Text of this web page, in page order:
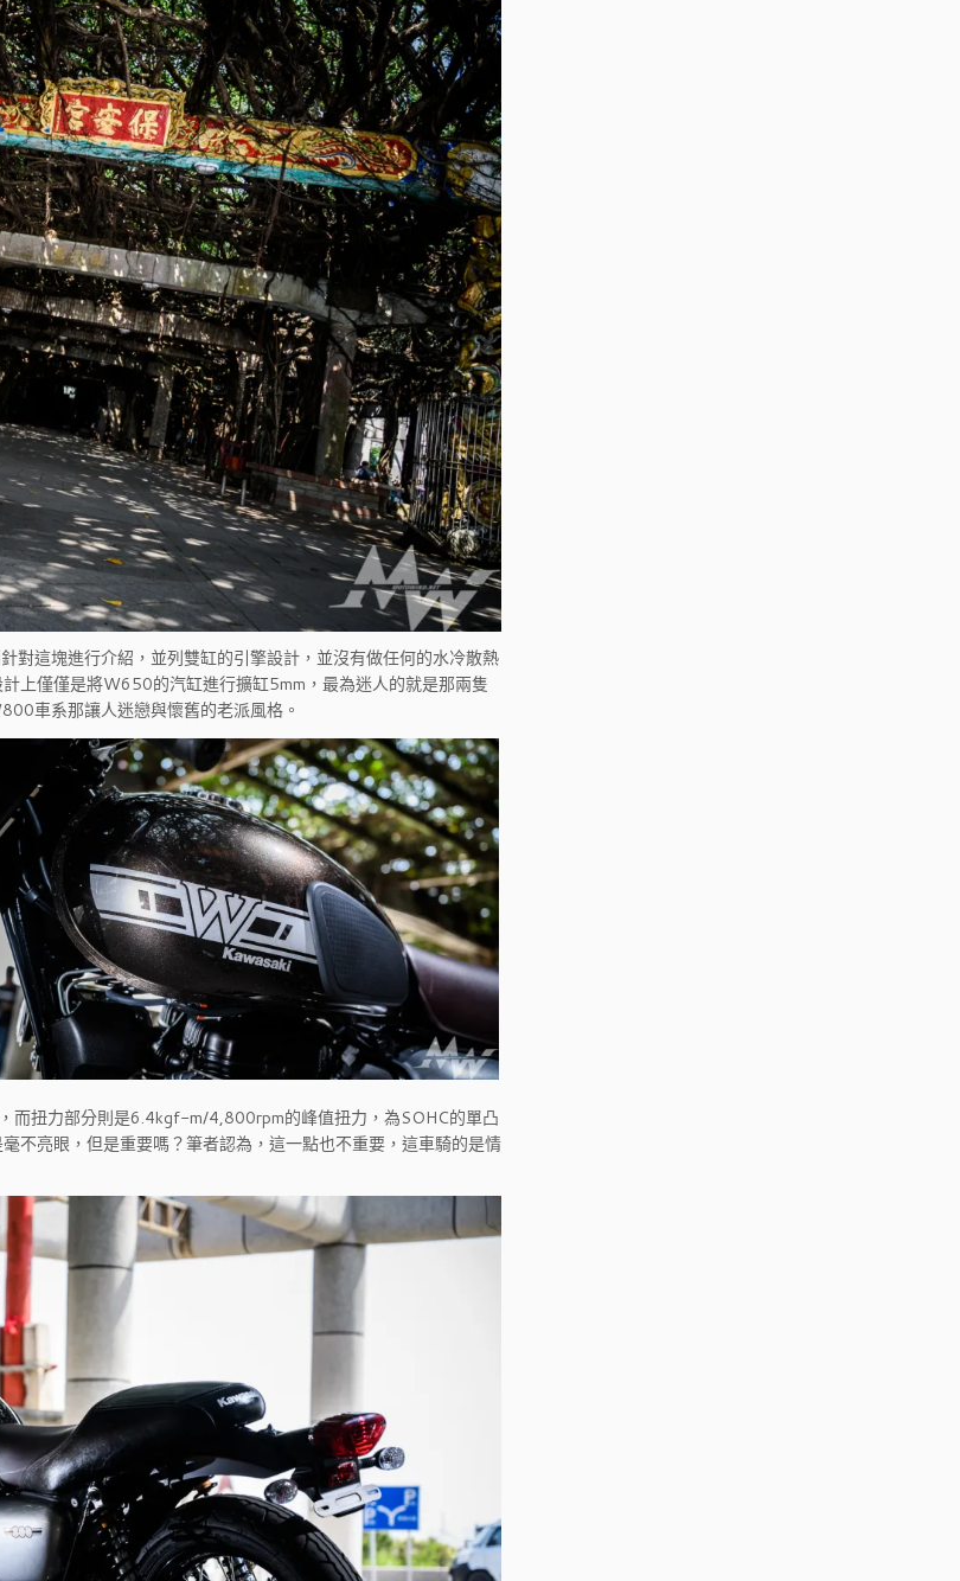
這塊進行介紹，並列雙缸的引擎設計，並沒有做任何的水冷散熱
上僅僅是將W650的汽缸進行擴缸5mm，最為迷人的就是那兩隻
車系那讓人迷戀與懷舊的老派風格。
扭力部分則是6.4kgf-m/4,800rpm的峰值扭力，為SOHC的單凸
不亮眼，但是重要嗎？筆者認為，這一點也不重要，這車騎的是情